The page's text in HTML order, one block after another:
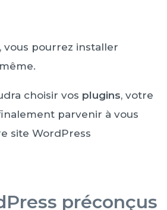
vous pourrez installer
choisir vos plugins, votre
parvenir à vous
site WordPress
préconçus